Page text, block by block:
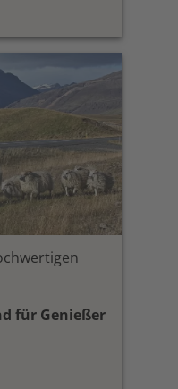
für Genießer